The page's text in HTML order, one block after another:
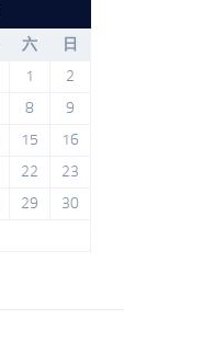
六
日
1
2
8
9
15
16
22
23
29
30